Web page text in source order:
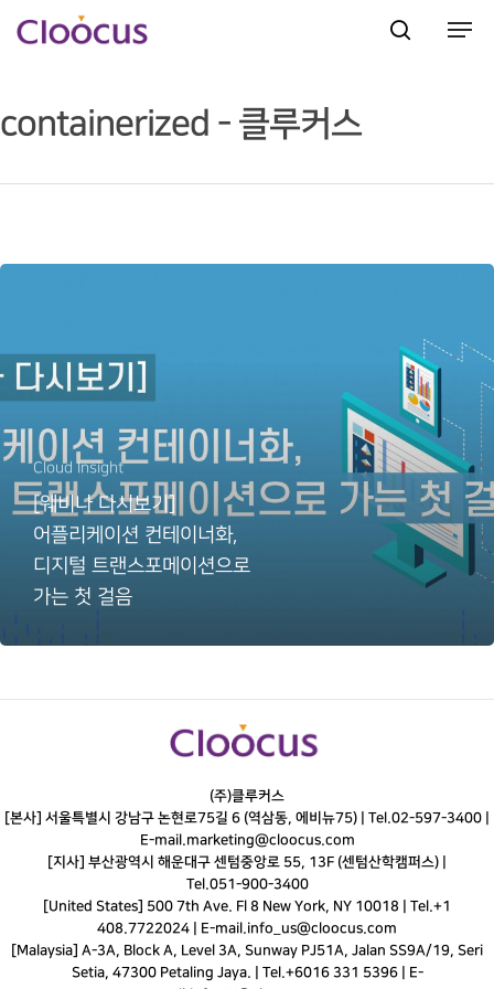
Hit enter to search or ESC to close
containerized - 클루커스
Cloud Insight
[웨비나 다시보기]
어플리케이션 컨테이너화,
디지털 트랜스포메이션으로
가는 첫 걸음
(주)클루커스
[본사] 서울특별시 강남구 논현로75길 6 (역삼동, 에비뉴75) | Tel.02-597-3400
E-mail.marketing@cloocus.com
[지사] 부산광역시 해운대구 센텀중앙로 55, 13F (센텀산학캠퍼스) |
Tel.051-900-3400
[United States] 500 7th Ave. Fl 8 New York, NY 10018 | Tel.+1
408.7722024 | E-mail.info_us@cloocus.com
[Malaysia] A-3A, Block A, Level 3A, Sunway PJ51A, Jalan SS9A/19, Seri
Setia, 47300 Petaling Jaya. | Tel.+6016 331 5396 | E-